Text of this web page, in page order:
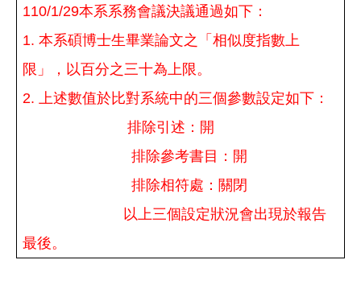
110/1/29本系系務會議決議通過如下：
1.本系碩博士生畢業論文之「相似度指數上
限」，以百分之三十為上限。
2.上述數值於比對系統中的三個參數設定如下：
排除引述：開
排除參考書目：開
排除相符處：關閉
以上三個設定狀況會出現於報告
最後。